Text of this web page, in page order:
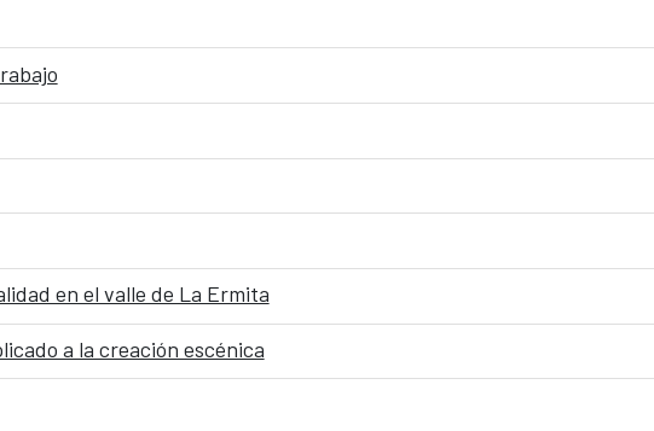
en el valle de La Ermita
a la creación escénica